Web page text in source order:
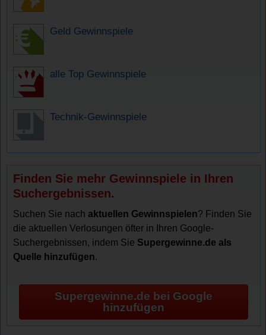
Geld Gewinnspiele
alle Top Gewinnspiele
Technik-Gewinnspiele
Finden Sie mehr Gewinnspiele in Ihren
Suchergebnissen.
Suchen Sie nachaktuellen Gewinnspielen? Finden Sie
die aktuellen Verlosungen öfter in Ihren Google-
Suchergebnissen, indem Sie Supergewinne.de als
Quelle hinzufügen.
Supergewinne.de bei Google
hinzufügen